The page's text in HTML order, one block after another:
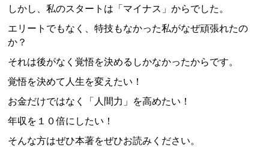
しかし、私のスタートは「マイナス」からでした。
エリートでもなく、特技もなかった私がなぜ頑張れたの
か？
それは後がなく覚悟を決めるしかなかったからです。
覚悟を決めて人生を変えたい！
お金だけではなく「人間力」を高めたい！
年収を１０倍にしたい！
そんな方はぜひ本著をぜひお読みください。